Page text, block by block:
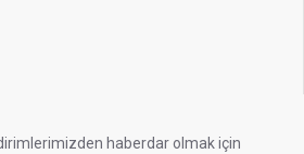
haberdar olmak için